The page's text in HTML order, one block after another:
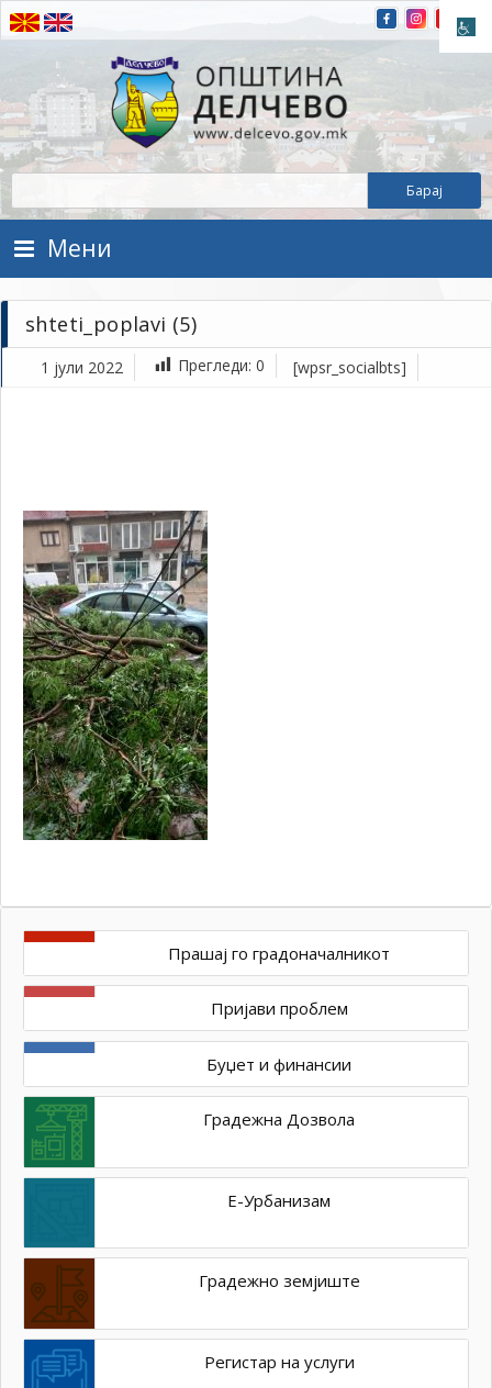
Прескокнете на содржината
Општина Делчево
Општина Делчево
Мени
shteti_poplavi (5)
1 јули 2022 Прегледи: 0 [wpsr_socialbts]
Прашај го градоначалникот
Пријави проблем
Буџет и финансии
Градежна Дозвола
Е-Урбанизам
Градежно земјиште
Регистар на услуги